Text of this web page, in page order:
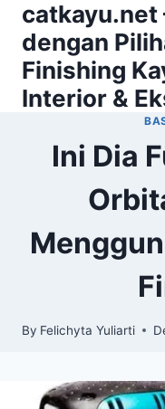
Skip
content
catkayu.net
dengan
Finishing
Interior &
Ini Dia
By Felichyta Yuliarti